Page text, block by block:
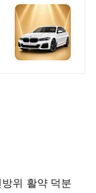
위 활약 덕분